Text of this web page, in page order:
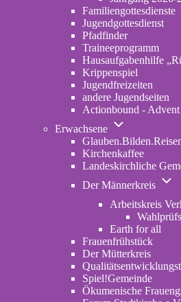
Familiengottesdienste
Jugendgottesdienst
Pfadfinder(opens
in
new
tab)
Traineeprogramm
Hausaufgabenhilfe
Krippenspiel
Jugendfreizeiten
andere Jugendseiten
Actionbound - Advent
Erwachsene
Unternavigation
Erwachsene
Kirchenkaffee
Landeskirchliche
Der Männerkreis
Der
Arbeitskreis
Earth for all
Frauenfrühstück
Der Mütterkreis
Spiel!Gemeinde
Ökumenische